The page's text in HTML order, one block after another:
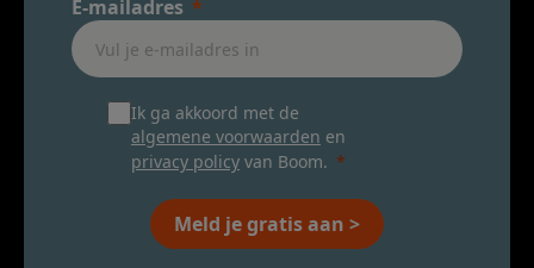
E-mailadres
Ik ga akkoord met de
algemene voorwaarden en
privacy policy van Boom.
Meld je gratis aan >